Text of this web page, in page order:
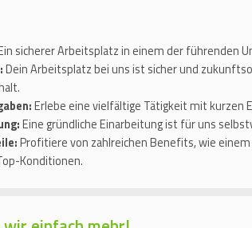
sicherer Arbeitsplatz in einem der führenden
Dein Arbeitsplatz bei uns ist sicher und
Erlebe eine vielfältige Tätigkeit mit kurzen
Eine gründliche Einarbeitung ist für uns
Profitiere von zahlreichen Benefits, wie
Konditionen.